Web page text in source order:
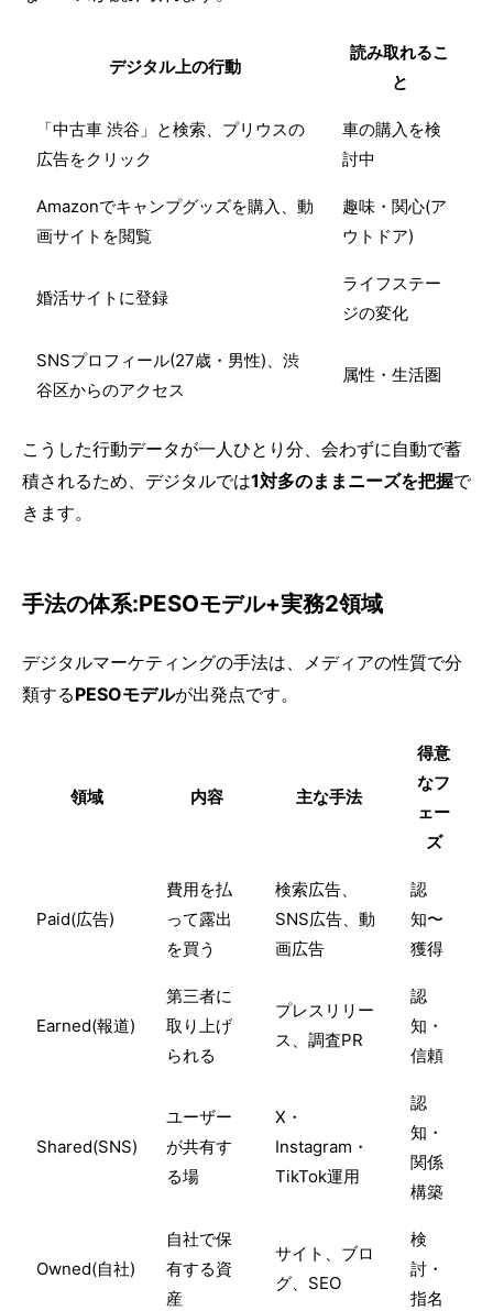
デジタル上の行動
読み取れるこ
と
「中古車 渋谷」と検索、プリウスの
広告をクリック
車の購入を検
討中
Amazonでキャンプグッズを購入、動
画サイトを閲覧
趣味・関心(ア
ウトドア)
婚活サイトに登録
ライフステー
ジの変化
SNSプロフィール(27歳・男性)、渋
谷区からのアクセス
属性・生活圏
こうした行動データが一人ひとり分、会わずに自動で蓄
積されるため、デジタルでは1対多のままニーズを把握で
きます。
手法の体系:PESOモデル+実務2領域
デジタルマーケティングの手法は、メディアの性質で分
類するPESOモデルが出発点です。
領域 内容 主な手法
得意
なフ
ェー
ズ
Paid(広告)
費用を払
って露出
を買う
検索広告、
SNS広告、動
画広告
認
知〜
獲得
Earned(報道)
第三者に
取り上げ
られる
プレスリリー
ス、調査PR
認
知・
信頼
Shared(SNS)
ユーザー
が共有す
る場
X・
Instagram・
TikTok運用
認
知・
関係
構築
Owned(自社)
自社で保
有する資
産
サイト、ブロ
グ、SEO
検
討・
指名